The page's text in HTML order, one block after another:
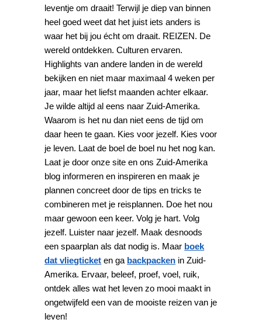
leventje om draait! Terwijl je diep van binnen
heel goed weet dat het juist iets anders is
waar het bij jou écht om draait. REIZEN. De
wereld ontdekken. Culturen ervaren.
Highlights van andere landen in de wereld
bekijken en niet maar maximaal 4 weken per
jaar, maar het liefst maanden achter elkaar.
Je wilde altijd al eens naar Zuid-Amerika.
Waarom is het nu dan niet eens de tijd om
daar heen te gaan. Kies voor jezelf. Kies voor
je leven. Laat de boel de boel nu het nog kan.
Laat je door onze site en ons Zuid-Amerika
blog informeren en inspireren en maak je
plannen concreet door de tips en tricks te
combineren met je reisplannen. Doe het nou
maar gewoon een keer. Volg je hart. Volg
jezelf. Luister naar jezelf. Maak desnoods
een spaarplan als dat nodig is. Maar boek
dat vliegticket en ga backpacken in Zuid-
Amerika. Ervaar, beleef, proef, voel, ruik,
ontdek alles wat het leven zo mooi maakt in
ongetwijfeld een van de mooiste reizen van je
leven!